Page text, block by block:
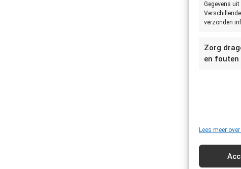
Gegevens
verzonden
Zorg
en fouten
Lees meer